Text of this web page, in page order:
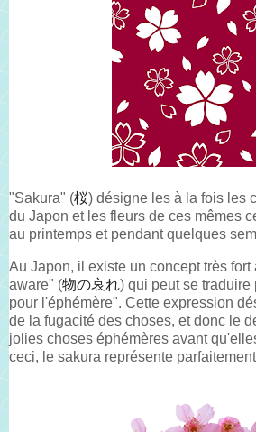
"Sakura" (桜) désigne les à la fois les
du Japon et les fleurs de ces mêmes
au printemps et pendant quelques
Au Japon, il existe un concept très
aware" (物の哀れ) qui peut se
pour l'éphémère". Cette expression
de la fugacité des choses, et donc le
jolies choses éphémères avant
ceci, le sakura représente